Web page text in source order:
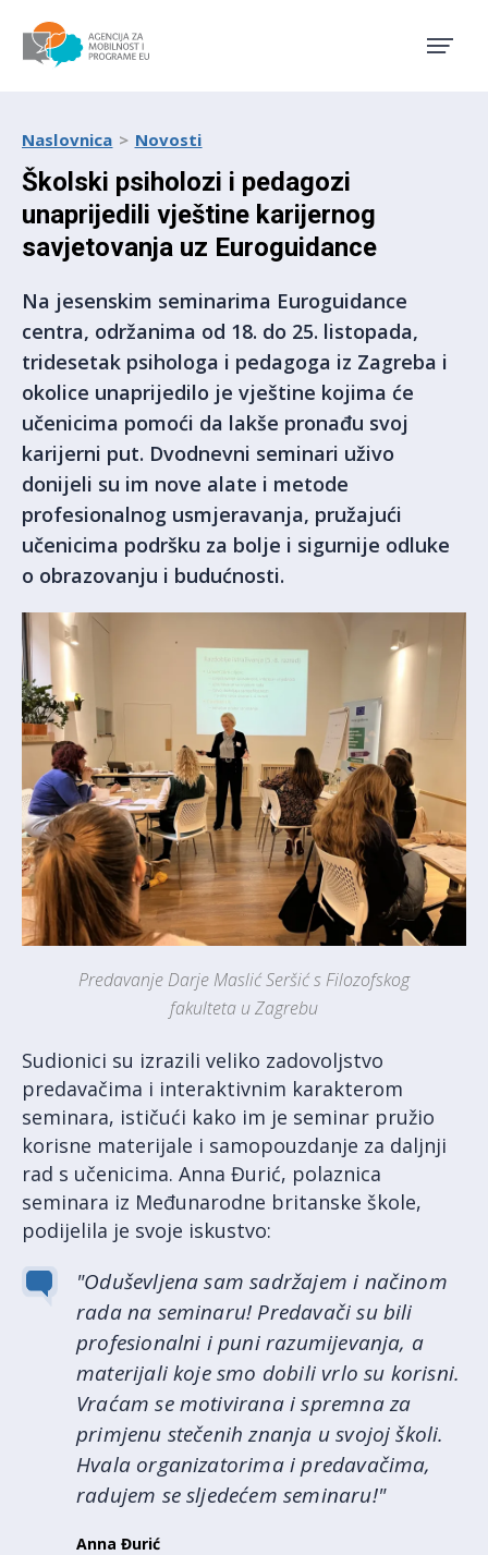
Naslovnica Novosti
Školski psiholozi i pedagozi
unaprijedili vještine karijernog
savjetovanja uz Euroguidance
Na jesenskim seminarima Euroguidance
centra, održanima od 18. do 25. listopada,
tridesetak psihologa i pedagoga iz Zagreba i
okolice unaprijedilo je vještine kojima će
učenicima pomoći da lakše pronađu svoj
karijerni put. Dvodnevni seminari uživo
donijeli su im nove alate i metode
profesionalnog usmjeravanja, pružajući
učenicima podršku za bolje i sigurnije odluke
o obrazovanju i budućnosti.
Predavanje Darje Maslić Seršić s Filozofskog
fakulteta u Zagrebu
Sudionici su izrazili veliko zadovoljstvo
predavačima i interaktivnim karakterom
seminara, ističući kako im je seminar pružio
korisne materijale i samopouzdanje za daljnji
rad s učenicima. Anna Đurić, polaznica
seminara iz Međunarodne britanske škole,
podijelila je svoje iskustvo:
"Oduševljena sam sadržajem i načinom
rada na seminaru! Predavači su bili
profesionalni i puni razumijevanja, a
materijali koje smo dobili vrlo su korisni.
Vraćam se motivirana i spremna za
primjenu stečenih znanja u svojoj školi.
Hvala organizatorima i predavačima,
radujem se sljedećem seminaru!"
Anna Đurić